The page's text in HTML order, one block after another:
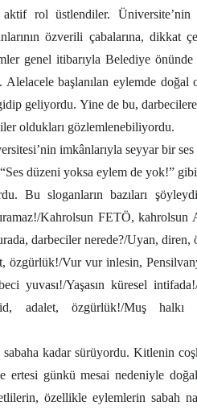
aktif rol üstlendiler.
özverili çabalarına, dikkat
genel itibarıyla Belediye
Alelacele başlanılan eylemde doğal
geliyordu. Yine de bu,
oldukları gözlemlenebiliyordu.
imkânlarıyla seyyar bir
düzeni yoksa eylem de yok!”
Bu sloganların bazıları
Kahrolsun FETÖ, kahrolsun
darbeciler nerede?/Uyan,
özgürlük!/Vur vur inlesin,
yuvası!/Yaşasın küresel
adalet, özgürlük!/Muş halkı
kadar sürüyordu. Kitlenin
ertesi günkü mesai nedeniyle
özellikle eylemlerin sabah